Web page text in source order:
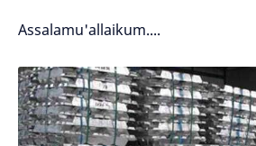
Assalamu'allaikum....